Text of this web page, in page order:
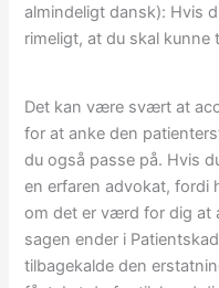
almindeligt dansk): Hvis
rimeligt, at du skal
Det kan være svært at
for at anke den
du også passe på. Hvis
en erfaren advokat, fordi
om det er værd for dig at
sagen ender i
tilbagekalde den